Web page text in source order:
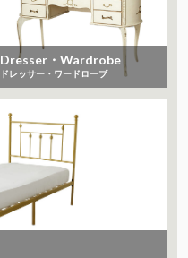
Dresser・Wardrobe
ドレッサー・ワードローブ